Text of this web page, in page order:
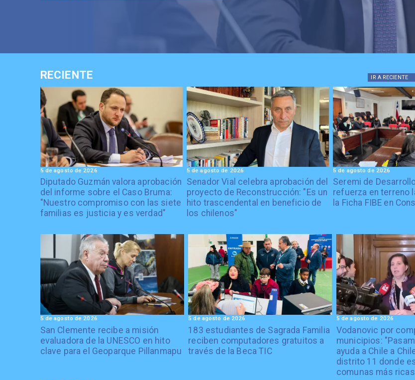
RECIENTE IR A RECIENTE
Diputado Guzmán valora aprobación
del informe sobre el Caso Bruma:
"Nuestro compromiso con las siete
familias es justicia y es verdad"
5 de agosto de 2026
Senador Vial celebra aprobación del
proyecto de Reconstrucción: "Es un
hito trascendental en beneficio de
los chilenos"
5 de agosto de 2026
Seremi de
refuerza en terreno
la Ficha FIBE en
5 de agosto de 2026
San Clemente recibe a misión
evaluadora de la UNESCO en hito
clave para el Geoparque Pillanmapu
5 de agosto de 2026
183 estudiantes de Sagrada Familia
reciben computadores gratuitos a
través de la Beca TIC
5 de agosto de 2026
Vodanovic por
municipios:
ayuda a Chile a
distrito 11 donde
comunas más
5 de agosto de 2026